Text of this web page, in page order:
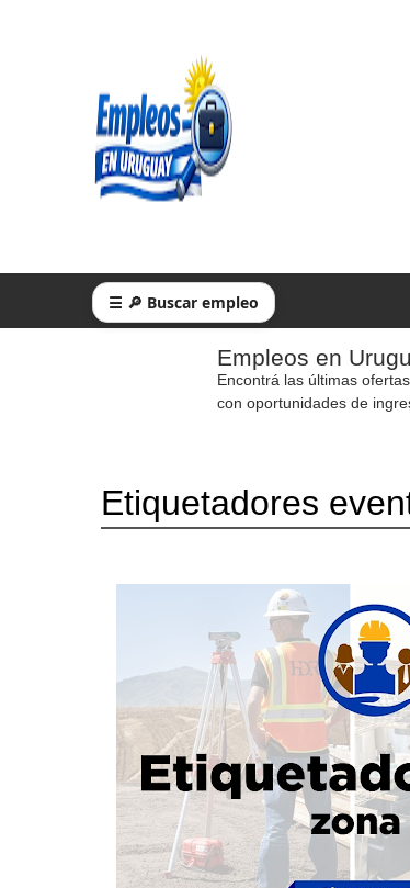
☰ 🔎 Buscar empleo
Empleos en
Encontrá las últimas
con oportunidades de
Etiquetadores